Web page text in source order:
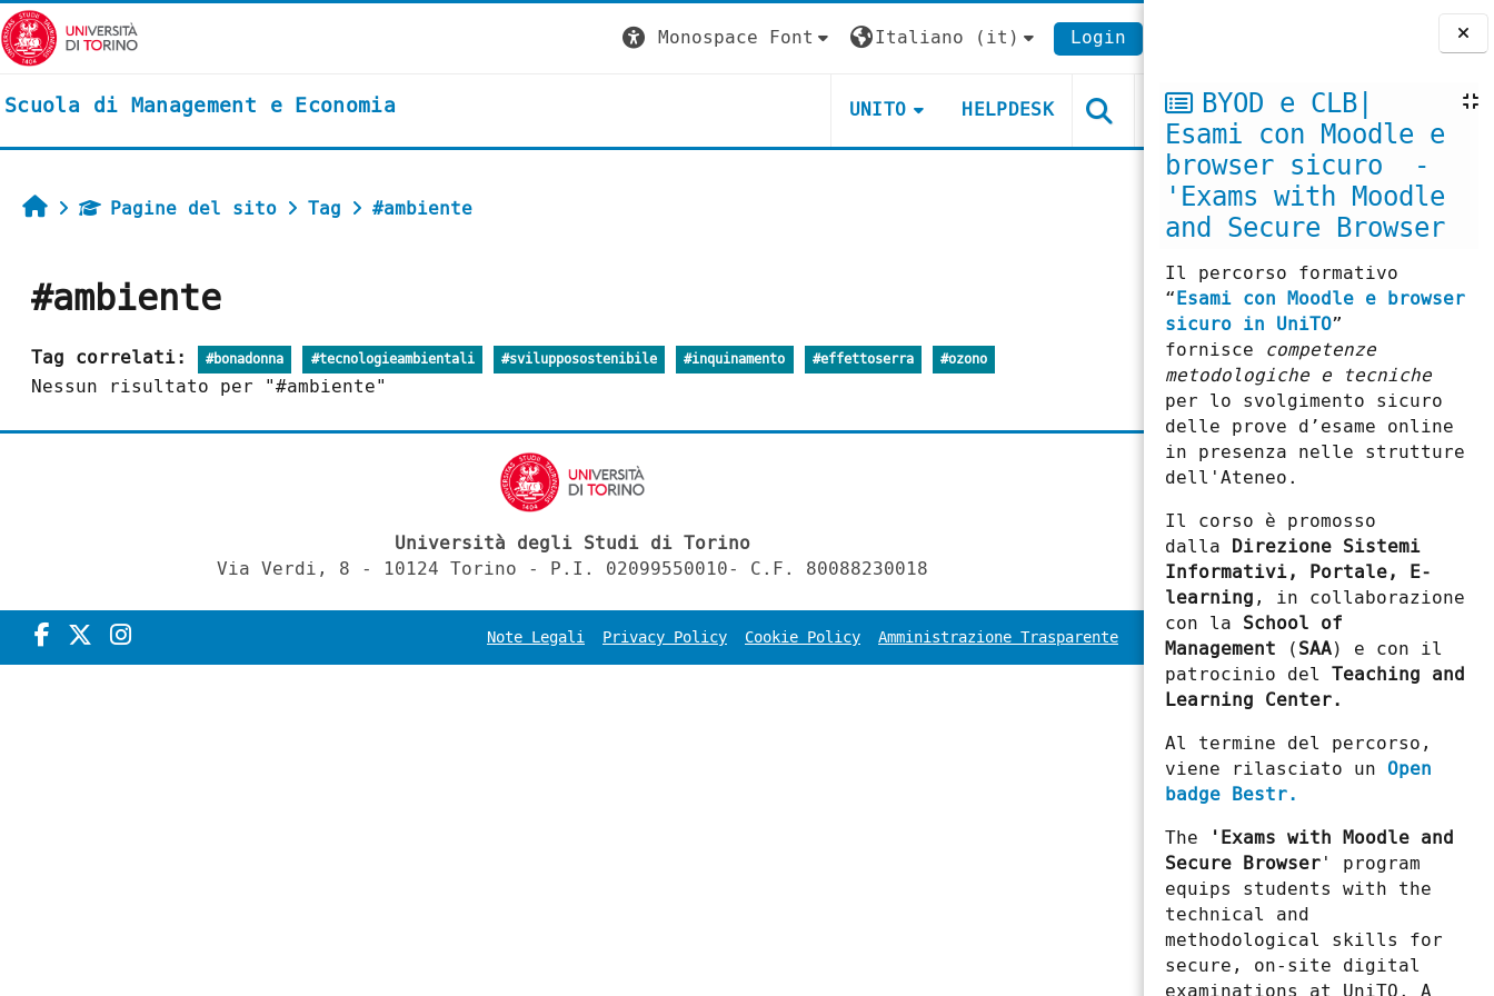
Vai al contenuto principale
Blocchi
BYOD e CLB|
Esami con Moodle e
browser sicuro -
'Exams with Moodle
and Secure Browser
Il percorso formativo
“Esami con Moodle e browser
sicuro in UniTO”
fornisce competenze
metodologiche e tecniche
per lo svolgimento sicuro
delle prove d’esame online
in presenza nelle strutture
dell'Ateneo.
Il corso è promosso
dalla Direzione Sistemi
Informativi, Portale, E-
learning, in collaborazione
con la School of
Management (SAA) e con il
patrocinio delTeaching and
Learning Center.
Al termine del percorso,
viene rilasciato un Open
badge Bestr.
The
'Exams with Moodle and
Secure Browser' program
equips students with the
technical and
methodological skills for
secure, on-site digital
Monospace Font Italiano ‎(it)‎ Login
Scuola di Management e Economia UNITO HELPDESK
HomePagine del sito Tag #ambiente
#ambiente
Tag correlati: #bonadonna #tecnologieambientali #svilupposostenibile #inquinamento #effettoserra #ozono
Nessun risultato per "#ambiente"
Università degli Studi di Torino
Via Verdi, 8 - 10124 Torino - P.I. 02099550010- C.F. 80088230018
Note Legali Privacy Policy Cookie Policy Amministrazione Trasparente